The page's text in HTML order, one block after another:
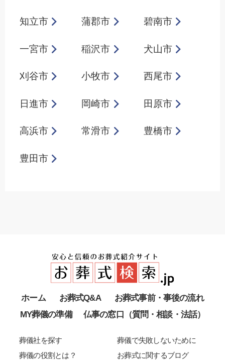
知立市 蒲郡市 碧南市
一宮市 稲沢市 犬山市
刈谷市 小牧市 西尾市
日進市 岡崎市 田原市
高浜市 常滑市 豊橋市
豊田市
ホーム お葬式Q&A
お葬式事前・事後の流れ
MY葬儀の準備
仏事の窓口（質問・相談・法話）
葬儀社を探す
葬儀で失敗しないために
葬儀の役割とは？
お葬式に関するブログ